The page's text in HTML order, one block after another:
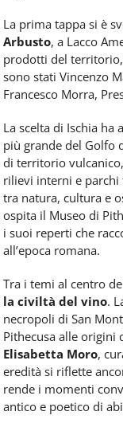
La prima tappa si è
Arbusto, a Lacco
prodotti del
sono stati Vincenzo
Francesco Morra,
La scelta di Ischia ha
più grande del Golfo
di territorio
rilievi interni e
tra natura, cultura e
ospita il Museo di
i suoi reperti che
all’epoca romana.
Tra i temi al centro
la civiltà del vino.
necropoli di San
Pithecusa alle origini
Elisabetta Moro,
eredità si riflette
rende i momenti
antico e poetico di